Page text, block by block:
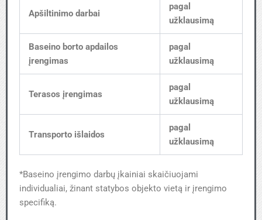
Apšiltinimo darbai
pagal
užklausimą
Baseino borto apdailos
įrengimas
pagal
užklausimą
Terasos įrengimas
pagal
užklausimą
Transporto išlaidos
pagal
užklausimą
*Baseino įrengimo darbų įkainiai skaičiuojami
individualiai, žinant statybos objekto vietą ir įrengimo
specifiką.